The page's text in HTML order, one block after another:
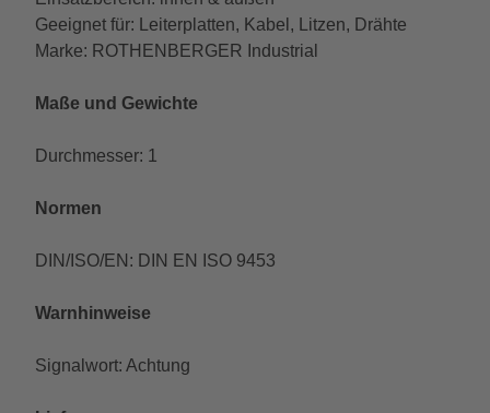
Geeignet für: Leiterplatten, Kabel, Litzen, Drähte
Marke: ROTHENBERGER Industrial
Maße und Gewichte
Durchmesser: 1
Normen
DIN/ISO/EN: DIN EN ISO 9453
Warnhinweise
Signalwort: Achtung